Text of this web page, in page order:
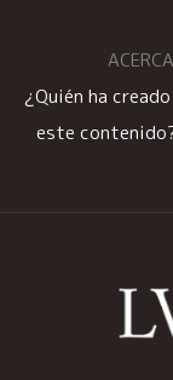
¿Quién ha
este